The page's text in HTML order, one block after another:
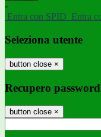
-
Entra con SPID Entra
Seleziona utente
button close ×
Recupero password
button close ×